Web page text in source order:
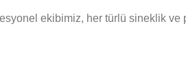
ekibimiz, her türlü sineklik